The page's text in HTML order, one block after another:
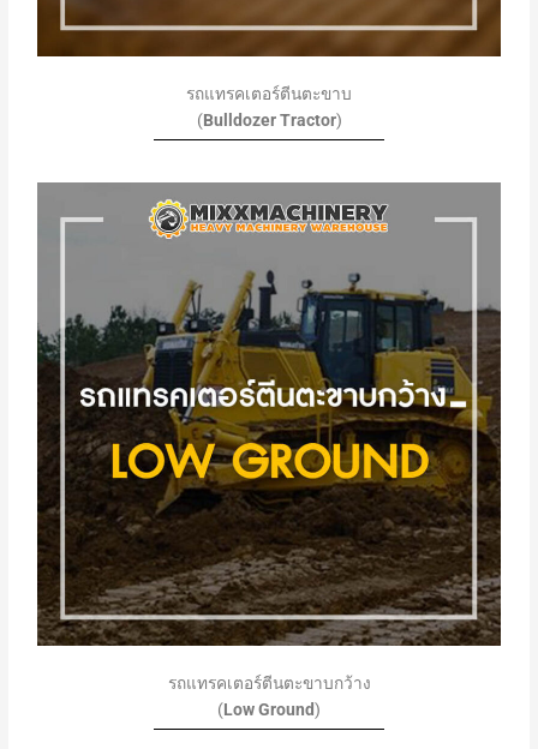
รถแทรคเตอร์ตีนตะขาบ
(Bulldozer Tractor)
รถแทรคเตอร์ตีนตะขาบกว้าง
(Low Ground)